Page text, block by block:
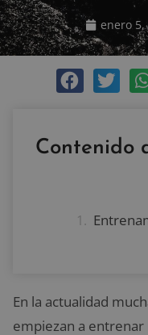
enero 5,
Contenido
En la actualidad
empiezan a